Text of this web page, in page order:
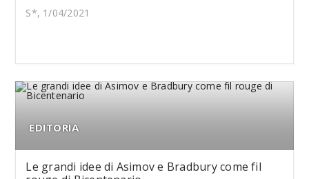
S*, 1/04/2021
EDITORIA
Le grandi idee di Asimov e Bradbury come fil